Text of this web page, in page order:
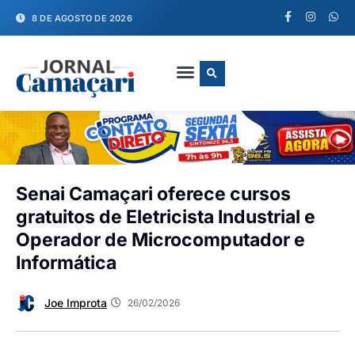
8 DE AGOSTO DE 2026
Senai Camaçari oferece cursos
gratuitos de Eletricista Industrial e
Operador de Microcomputador e
Informática
Joe Improta 26/02/2026